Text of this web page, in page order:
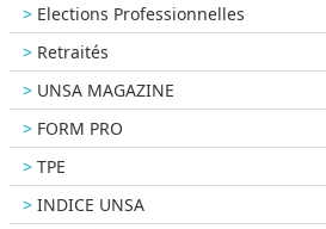
Elections Professionnelles
Retraités
UNSA MAGAZINE
FORM PRO
TPE
INDICE UNSA